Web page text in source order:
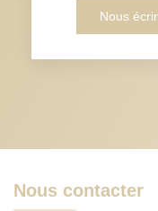
Nous
Nous contacter